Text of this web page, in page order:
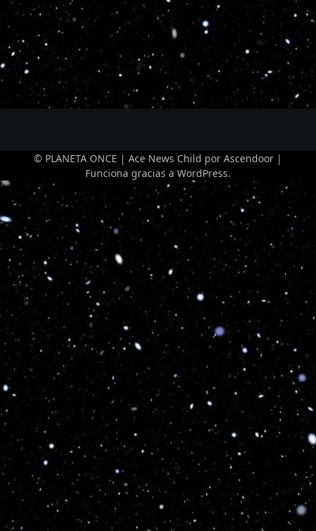
© PLANETA ONCE | Ace News Child por Ascendoor |
Funciona gracias a WordPress.